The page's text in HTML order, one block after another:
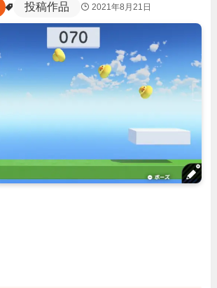
投稿作品 2021年8月21日